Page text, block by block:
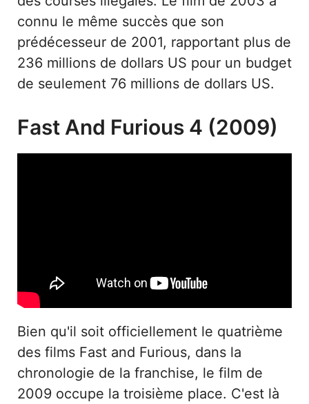
connu le même succès que son
prédécesseur de 2001, rapportant plus de
236 millions de dollars US pour un budget
de seulement 76 millions de dollars US.
Fast And Furious 4 (2009)
Bien qu'il soit officiellement le quatrième
des films Fast and Furious, dans la
chronologie de la franchise, le film de
2009 occupe la troisième place. C'est là